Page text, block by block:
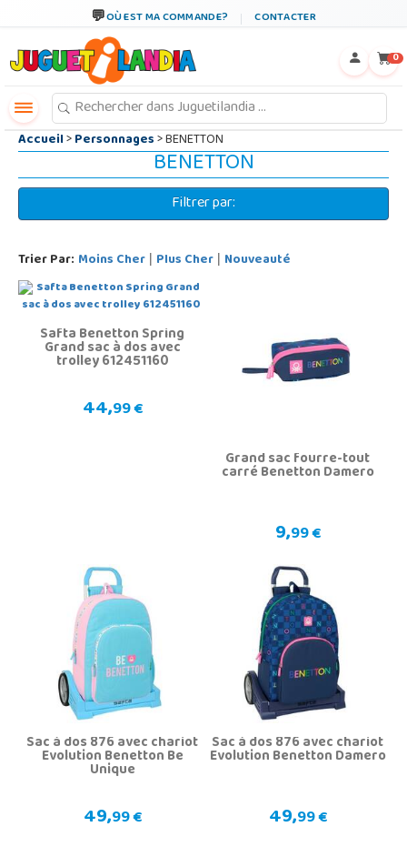
OÙ EST MA COMMANDE? CONTACTER
0
Accueil>Personnages> BENETTON
BENETTON
Filtrer par:
Trier Par: Moins Cher | Plus Cher | Nouveauté
Safta Benetton Spring
Grand sac à dos avec
trolley 612451160
44,99 €
Grand sac fourre-tout
carré Benetton Damero
9,99 €
Sac à dos 876 avec chariot
Evolution Benetton Be
Unique
49,99 €
Sac à dos 876 avec chariot
Evolution Benetton Damero
49,99 €